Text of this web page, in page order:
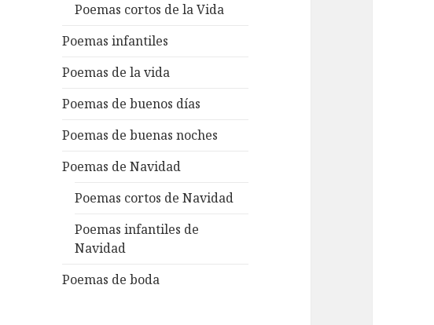
Poemas cortos de la Vida
Poemas infantiles
Poemas de la vida
Poemas de buenos días
Poemas de buenas noches
Poemas de Navidad
Poemas cortos de Navidad
Poemas infantiles de
Navidad
Poemas de boda